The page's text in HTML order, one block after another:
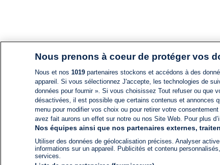
Nous prenons à coeur de protéger vos
Nous et nos 1019partenaires stockons et accédons à des
appareil. Si vous sélectionnez J'accepte, les technologies de
données pour fournir ». Si vous choisissez Tout refuser ou
désactivées, il est possible que certains contenus et annonces
menu pour modifier vos choix ou pour retirer votre
avez fait aurons un effet sur notre ou nos Site Web. Pour plus
Nos équipes ainsi que nos partenaires externes,
Utiliser des données de géolocalisation précises. Analyser
informations sur un appareil. Publicités et contenu
services.